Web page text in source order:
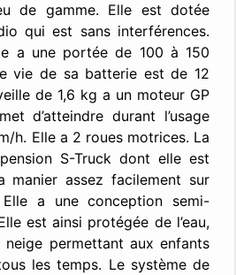
de gamme. Elle est dotée
qui est sans interférences.
a une portée de 100 à 150
vie de sa batterie est de 12
de 1,6 kg a un moteur GP
d’atteindre durant l’usage
h. Elle a 2 roues motrices. La
S-Truck dont elle est
manier assez facilement sur
a une conception semi-
est ainsi protégée de l’eau,
permettant aux enfants
les temps. Le système de